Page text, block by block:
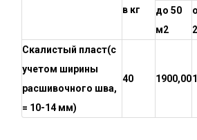
в кг
до 50
м2
Скалистый пласт(с
учетом ширины
расшивочного шва,
= 10-14 мм)
40 1900,00